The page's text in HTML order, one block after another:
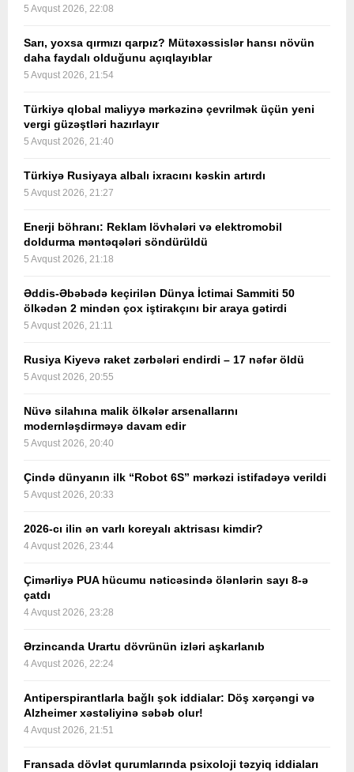
5 Avqust 2026, 22:08
Sarı, yoxsa qırmızı qarpız? Mütəxəssislər hansı növün
daha faydalı olduğunu açıqlayıblar
5 Avqust 2026, 21:54
Türkiyə qlobal maliyyə mərkəzinə çevrilmək üçün yeni
vergi güzəştləri hazırlayır
5 Avqust 2026, 21:40
Türkiyə Rusiyaya albalı ixracını kəskin artırdı
5 Avqust 2026, 21:27
Enerji böhranı: Reklam lövhələri və elektromobil
doldurma məntəqələri söndürüldü
5 Avqust 2026, 21:18
Əddis-Əbəbədə keçirilən Dünya İctimai Sammiti 50
ölkədən 2 mindən çox iştirakçını bir araya gətirdi
5 Avqust 2026, 21:11
Rusiya Kiyevə raket zərbələri endirdi – 17 nəfər öldü
5 Avqust 2026, 20:55
Nüvə silahına malik ölkələr arsenallarını
modernləşdirməyə davam edir
5 Avqust 2026, 20:40
Çində dünyanın ilk “Robot 6S” mərkəzi istifadəyə verildi
5 Avqust 2026, 20:33
2026-cı ilin ən varlı koreyalı aktrisası kimdir?
4 Avqust 2026, 23:44
Çimərliyə PUA hücumu nəticəsində ölənlərin sayı 8-ə
çatdı
4 Avqust 2026, 23:28
Ərzincanda Urartu dövrünün izləri aşkarlanıb
4 Avqust 2026, 22:24
Antiperspirantlarla bağlı şok iddialar: Döş xərçəngi və
Alzheimer xəstəliyinə səbəb olur!
4 Avqust 2026, 21:51
Fransada dövlət qurumlarında psixoloji təzyiq iddiaları